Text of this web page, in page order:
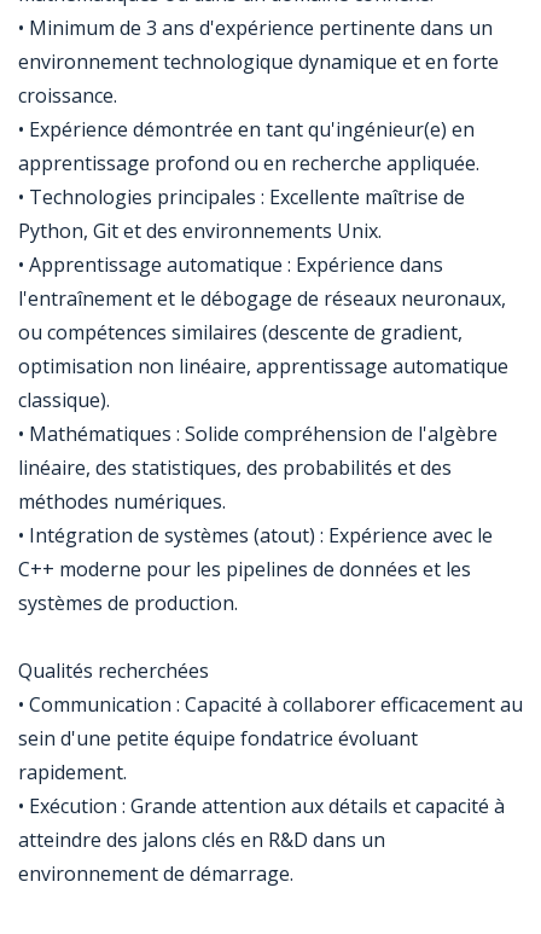
• Minimum de 3 ans d'expérience pertinente dans un
environnement technologique dynamique et en forte
croissance.
• Expérience démontrée en tant qu'ingénieur(e) en
apprentissage profond ou en recherche appliquée.
• Technologies principales : Excellente maîtrise de
Python, Git et des environnements Unix.
• Apprentissage automatique : Expérience dans
l'entraînement et le débogage de réseaux neuronaux,
ou compétences similaires (descente de gradient,
optimisation non linéaire, apprentissage automatique
classique).
• Mathématiques : Solide compréhension de l'algèbre
linéaire, des statistiques, des probabilités et des
méthodes numériques.
• Intégration de systèmes (atout) : Expérience avec le
C++ moderne pour les pipelines de données et les
systèmes de production.
Qualités recherchées
• Communication : Capacité à collaborer efficacement au
sein d'une petite équipe fondatrice évoluant
rapidement.
• Exécution : Grande attention aux détails et capacité à
atteindre des jalons clés en R&D dans un
environnement de démarrage.